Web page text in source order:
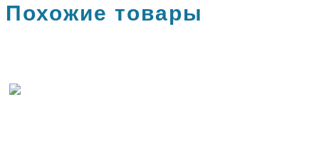
Похожие товары